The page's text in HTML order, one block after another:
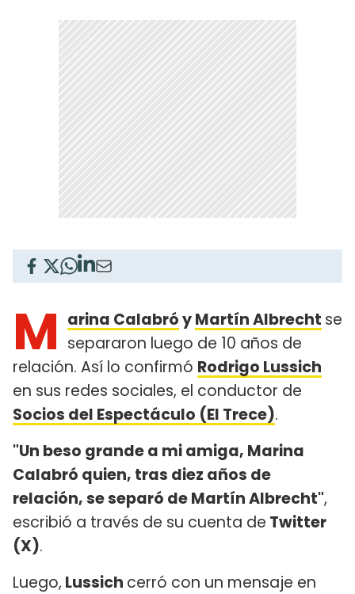
M arina CalabróyMartín Albrecht se
separaron luego de 10 años de
relación. Así lo confirmó Rodrigo Lussich
en sus redes sociales, el conductor de
Socios del Espectáculo (El Trece).
"Un beso grande a mi amiga, Marina
Calabró quien, tras diez años de
relación, se separó de Martín Albrecht",
escribió a través de su cuenta de Twitter
(X).
Luego, Lussich cerró con un mensaje en